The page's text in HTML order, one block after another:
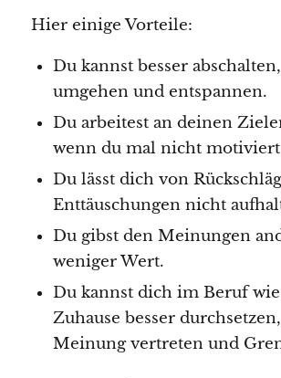
Hier einige Vorteile:
Du kannst besser
umgehen und entspannen.
Du arbeitest an deinen
wenn du mal nicht
Du lässt dich von
Enttäuschungen nicht
Du gibst den Meinungen
weniger Wert.
Du kannst dich im Beruf
Zuhause besser
Meinung vertreten und